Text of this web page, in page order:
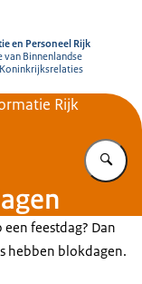
en Personeel Rijk
van Binnenlandse
Rijk
feestdag? Dan
hebben blokdagen.